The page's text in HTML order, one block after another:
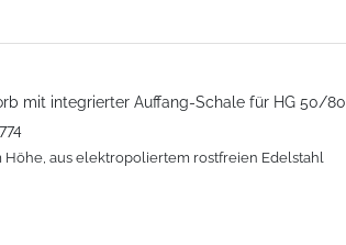
mit integrierter Auffang-Schale für HG 50/80
Höhe, aus elektropoliertem rostfreien Edelstahl